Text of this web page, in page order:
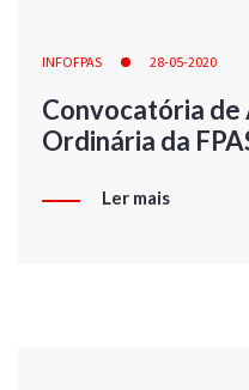
INFOFPAS 28-05-2020
Convocatória de
Ordinária da
Ler mais